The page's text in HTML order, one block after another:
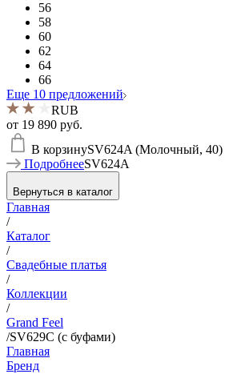
56
58
60
62
64
66
Еще 10 предложений
RUB
от 19 890 руб.
В корзинуSV624A (Молочный, 40)
ПодробнееSV624A
Вернуться в каталог
Главная
/
Каталог
/
Свадебные платья
/
Коллекции
/
Grand Feel
/SV629C (с буфами)
Главная
Бренд